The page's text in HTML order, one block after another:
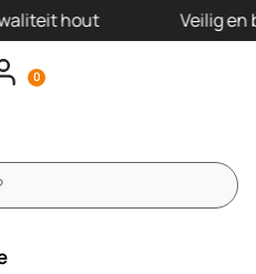
hout Veilig en
0